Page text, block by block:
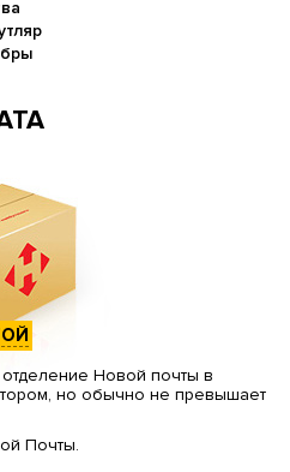
Новой почты в
но обычно не превышает
Почты.